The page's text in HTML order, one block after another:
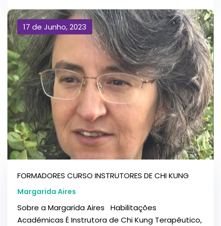
17 de Junho, 2023
FORMADORES CURSO INSTRUTORES DE CHI KUNG
Margarida Aires
Sobre a Margarida Aires Habilitações
Académicas É Instrutora de Chi Kung Terapêutico,